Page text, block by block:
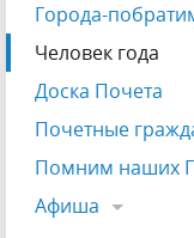
Города-
Человек года
Доска Почета
Почетные
Помним наших
Афиша